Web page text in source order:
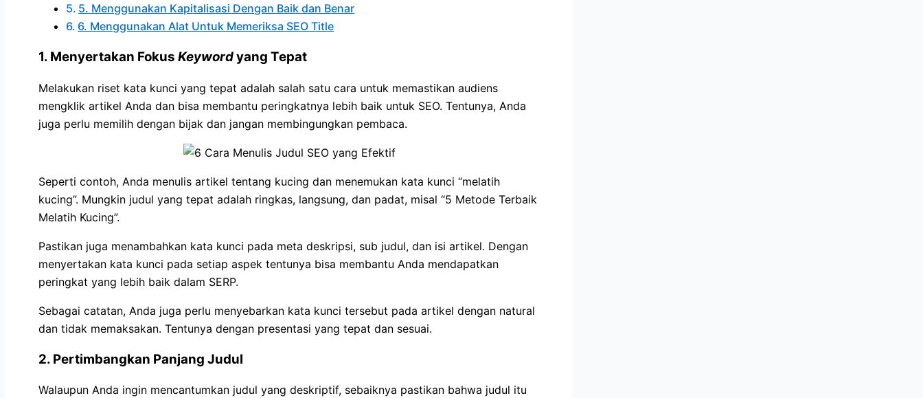
5. Menggunakan Kapitalisasi Dengan Baik dan Benar
6. Menggunakan Alat Untuk Memeriksa SEO Title
1. Menyertakan Fokus Keywordyang Tepat
Melakukan riset kata kunci yang tepat adalah salah satu cara untuk memastikan audiens
mengklik artikel Anda dan bisa membantu peringkatnya lebih baik untuk SEO. Tentunya, Anda
juga perlu memilih dengan bijak dan jangan membingungkan pembaca.
Seperti contoh, Anda menulis artikel tentang kucing dan menemukan kata kunci “melatih
kucing”. Mungkin judul yang tepat adalah ringkas, langsung, dan padat, misal “5 Metode Terbaik
Melatih Kucing”.
Pastikan juga menambahkan kata kunci pada meta deskripsi, sub judul, dan isi artikel. Dengan
menyertakan kata kunci pada setiap aspek tentunya bisa membantu Anda mendapatkan
peringkat yang lebih baik dalam SERP.
Sebagai catatan, Anda juga perlu menyebarkan kata kunci tersebut pada artikel dengan natural
dan tidak memaksakan. Tentunya dengan presentasi yang tepat dan sesuai.
2. Pertimbangkan Panjang Judul
Walaupun Anda ingin mencantumkan judul yang deskriptif, sebaiknya pastikan bahwa judul itu